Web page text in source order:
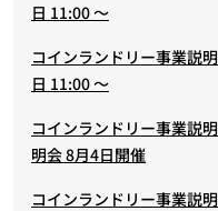
日 11:00 ～
コインランドリー事業
日 11:00 ～
コインランドリー事業説
明会 8月4日開催
コインランドリー事業説